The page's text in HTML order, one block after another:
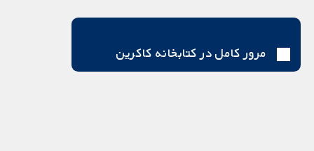
مرور کامل در کتابخانه کاکرین